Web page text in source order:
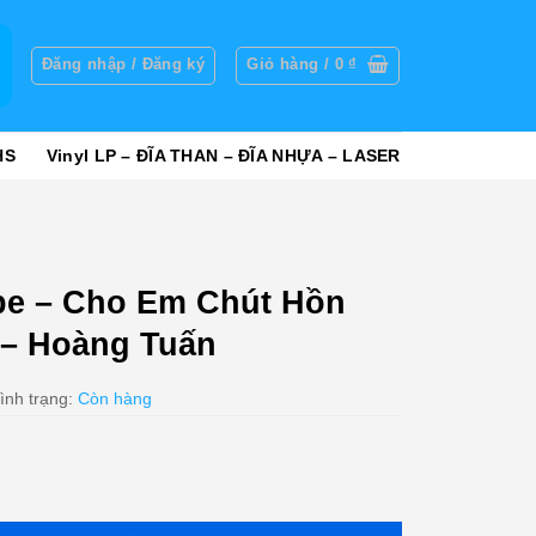
Đăng nhập / Đăng ký Giỏ hàng / 0₫
Vinyl LP – ĐĨA THAN – ĐĨA NHỰA – LASER
– Cho Em Chút Hồn
Hoàng Tuấn
trạng: Còn hàng
Hồn Nhiên - Hạ Vân - Hoàng Tuấn số lượng